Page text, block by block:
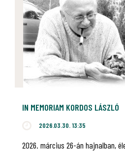
IN MEMORIAM KORDOS LÁSZLÓ
2026.03.30. 13:35
2026. március 26-án hajnalban,